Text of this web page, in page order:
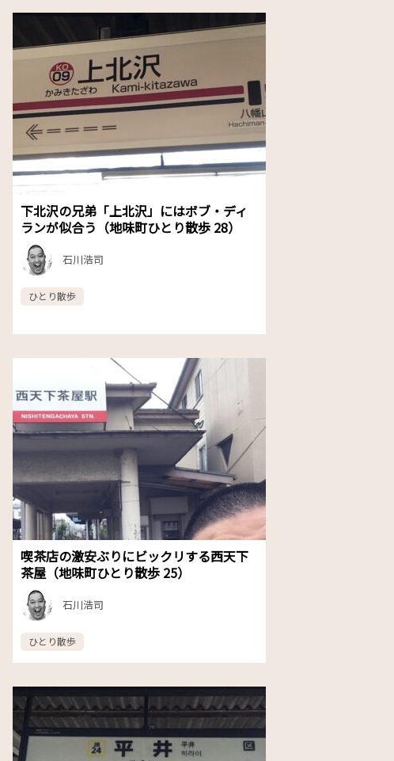
下北沢の兄弟「上北沢」にはボブ・ディ
ランが似合う（地味町ひとり散歩 28）
石川浩司
ひとり散歩
喫茶店の激安ぶりにビックリする西天下
茶屋（地味町ひとり散歩 25）
石川浩司
ひとり散歩